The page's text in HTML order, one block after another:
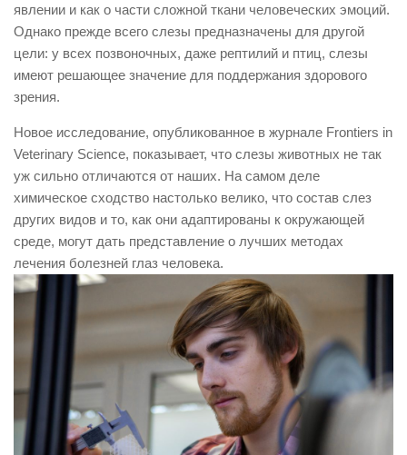
явлении и как о части сложной ткани человеческих эмоций.
Однако прежде всего слезы предназначены для другой
цели: у всех позвоночных, даже рептилий и птиц, слезы
имеют решающее значение для поддержания здорового
зрения.
Новое исследование, опубликованное в журнале Frontiers in
Veterinary Science, показывает, что слезы животных не так
уж сильно отличаются от наших. На самом деле
химическое сходство настолько велико, что состав слез
других видов и то, как они адаптированы к окружающей
среде, могут дать представление о лучших методах
лечения болезней глаз человека.